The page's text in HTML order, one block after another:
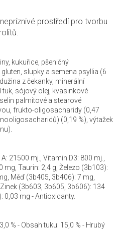
prostředí pro tvorbu
kukuřice, pšeničný
slupky a semena psyllia (6
z čekanky, minerální
tuk, sójový olej, kvasinkové
palmitové a stearové
frukto-oligosacharidy (0,47
(0,19 %), výtažek
21500 mj., Vitamin D3: 800 mj.,
mg, Taurin: 2,4 g, Železo (3b103):
Měď (3b405, 3b406): 7 mg,
(3b603, 3b605, 3b606): 134
0,03 mg - Antioxidanty.
% - Obsah tuku: 15,0 % - Hrubý